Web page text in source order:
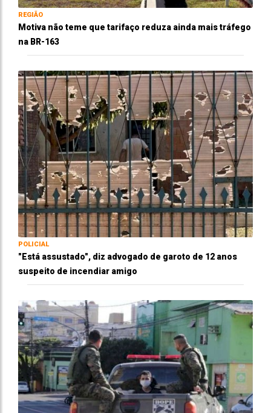
REGIÃO
Motiva não teme que tarifaço reduza ainda mais tráfego
na BR-163
POLICIAL
"Está assustado", diz advogado de garoto de 12 anos
suspeito de incendiar amigo